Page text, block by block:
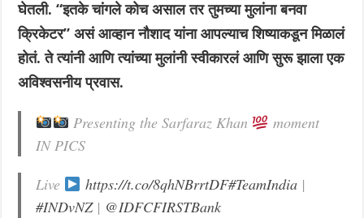
घेतली. “इतके चांगले कोच असाल तर तुमच्या मुलांना बनवा
क्रिकेटर” असं आव्हान नौशाद यांना आपल्याच शिष्याकडून मिळालं
होतं. ते त्यांनी आणि त्यांच्या मुलांनी स्वीकारलं आणि सुरू झाला एक
अविश्वसनीय प्रवास.
Presenting the Sarfaraz Khan
moment
IN PICS
Live
https://t.co/8qhNBrrtDF#TeamIndia|
#INDvNZ| @IDFCFIRSTBank